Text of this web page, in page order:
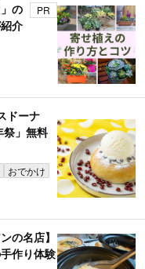
の
介
PR
ドーナ
祭」無料
おでかけ
の名店】
作り体験